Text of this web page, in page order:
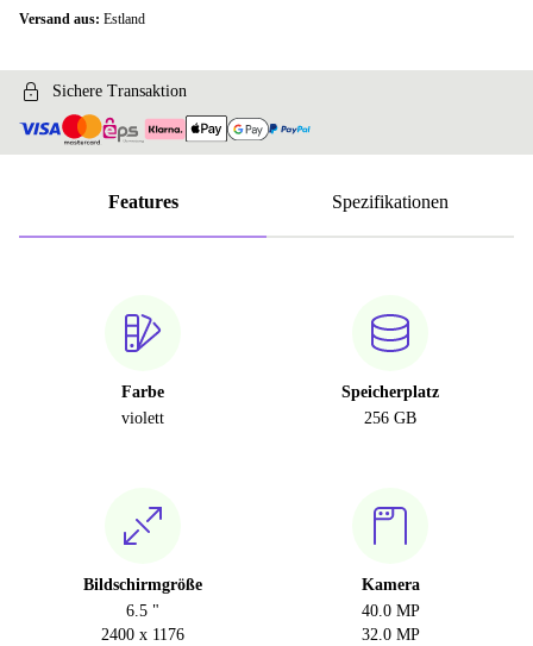
Versand aus: Estland
Sichere Transaktion
Features Spezifikationen
Farbe
violett
Speicherplatz
256 GB
Bildschirmgröße
6.5 "
2400 x 1176
Kamera
40.0 MP
32.0 MP